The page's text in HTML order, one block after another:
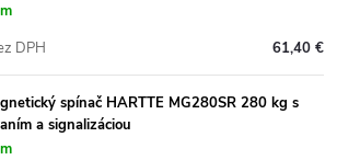
61,40 €
DPH
spínač HARTTE MG280SR 280 kg s
a signalizáciou